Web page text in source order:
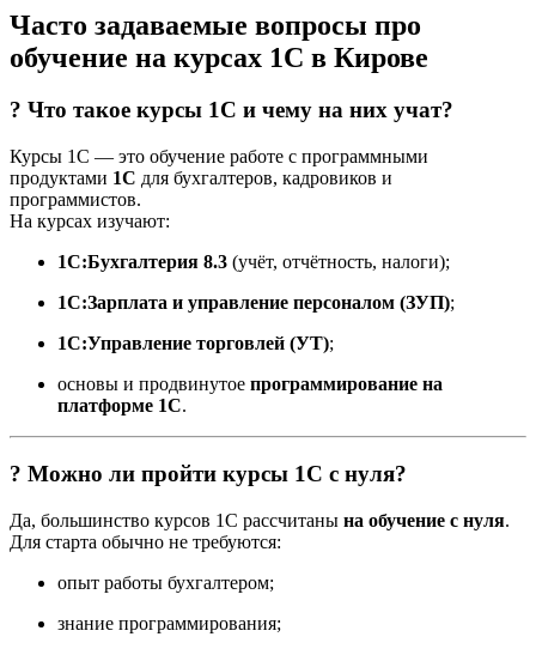
Часто задаваемые вопросы про
обучение на курсах 1С в Кирове
? Что такое курсы 1С и чему на них учат?
Курсы 1С — это обучение работе с программными
продуктами 1С для бухгалтеров, кадровиков и
программистов.
На курсах изучают:
1С:Бухгалтерия 8.3 (учёт, отчётность, налоги);
1С:Зарплата и управление персоналом (ЗУП);
1С:Управление торговлей (УТ);
основы и продвинутое программирование на
платформе 1С.
? Можно ли пройти курсы 1С с нуля?
Да, большинство курсов 1С рассчитаны на обучение с нуля.
Для старта обычно не требуются:
опыт работы бухгалтером;
знание программирования;